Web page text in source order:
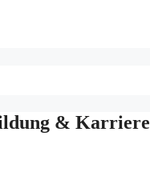
& Karriere